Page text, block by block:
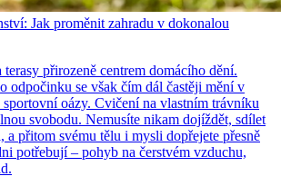
Jak proměnit zahradu v dokonalou
přirozeně centrem domácího dění.
odpočinku se však čím dál častěji mění v
sportovní oázy. Cvičení na vlastním trávníku
svobodu. Nemusíte nikam dojíždět, sdílet
a přitom svému tělu i mysli dopřejete přesně
potřebují – pohyb na čerstvém vzduchu,